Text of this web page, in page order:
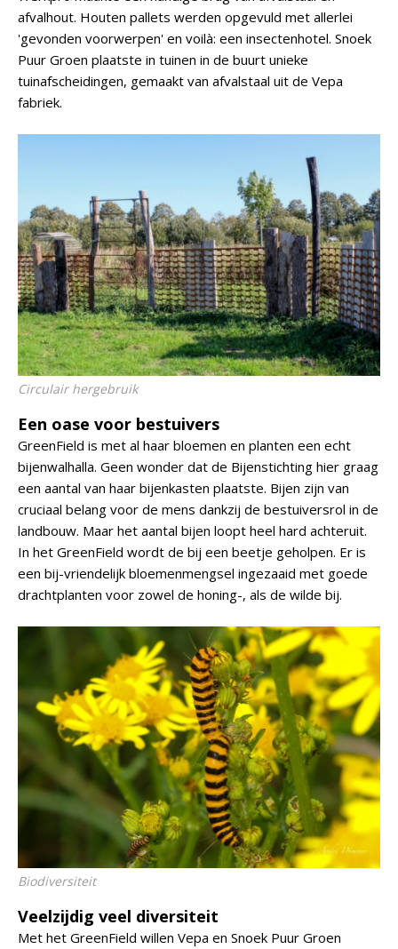
afvalhout. Houten pallets werden opgevuld met allerlei
'gevonden voorwerpen' en voilà: een insectenhotel. Snoek
Puur Groen plaatste in tuinen in de buurt unieke
tuinafscheidingen, gemaakt van afvalstaal uit de Vepa
fabriek.
Circulair hergebruik
Een oase voor bestuivers
GreenField is met al haar bloemen en planten een echt
bijenwalhalla. Geen wonder dat de Bijenstichting hier graag
een aantal van haar bijenkasten plaatste. Bijen zijn van
cruciaal belang voor de mens dankzij de bestuiversrol in de
landbouw. Maar het aantal bijen loopt heel hard achteruit.
In het GreenField wordt de bij een beetje geholpen. Er is
een bij-vriendelijk bloemenmengsel ingezaaid met goede
drachtplanten voor zowel de honing-, als de wilde bij.
Biodiversiteit
Veelzijdig veel diversiteit
Met het GreenField willen Vepa en Snoek Puur Groen